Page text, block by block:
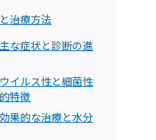
治療方法
な症状と診断の進
イルス性と細菌性
特徴
果的な治療と水分